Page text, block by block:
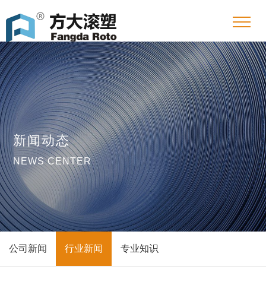
新闻动态
NEWS CENTER
公司新闻 行业新闻 专业知识